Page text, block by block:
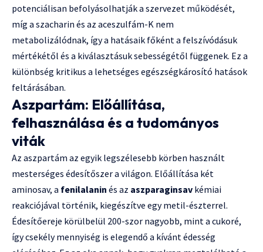
potenciálisan befolyásolhatják a szervezet működését,
míg a szacharin és az aceszulfám-K nem
metabolizálódnak, így a hatásaik főként a felszívódásuk
mértékétől és a kiválasztásuk sebességétől függenek. Ez a
különbség kritikus a lehetséges egészségkárosító hatások
feltárásában.
Aszpartám: Előállítása,
felhasználása és a tudományos
viták
Az aszpartám az egyik legszélesebb körben használt
mesterséges édesítőszer a világon. Előállítása két
aminosav, a fenilalanin és az aszparaginsav kémiai
reakciójával történik, kiegészítve egy metil-észterrel.
Édesítőereje körülbelül 200-szor nagyobb, mint a cukoré,
így csekély mennyiség is elegendő a kívánt édesség